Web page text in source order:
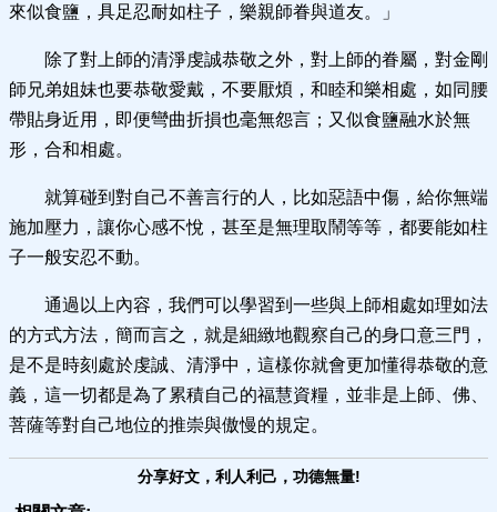
來似食鹽，具足忍耐如柱子，樂親師眷與道友。」
除了對上師的清淨虔誠恭敬之外，對上師的眷屬，對金剛
師兄弟姐妹也要恭敬愛戴，不要厭煩，和睦和樂相處，如同腰
帶貼身近用，即便彎曲折損也毫無怨言；又似食鹽融水於無
形，合和相處。
就算碰到對自己不善言行的人，比如惡語中傷，給你無端
施加壓力，讓你心感不悅，甚至是無理取鬧等等，都要能如柱
子一般安忍不動。
通過以上內容，我們可以學習到一些與上師相處如理如法
的方式方法，簡而言之，就是細緻地觀察自己的身口意三門，
是不是時刻處於虔誠、清淨中，這樣你就會更加懂得恭敬的意
義，這一切都是為了累積自己的福慧資糧，並非是上師、佛、
菩薩等對自己地位的推崇與傲慢的規定。
分享好文，利人利己，功德無量!